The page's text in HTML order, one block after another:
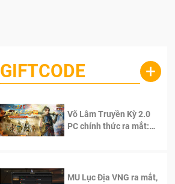
GIFTCODE +
Võ Lâm Truyền Kỳ 2.0
PC chính thức ra mắt:
MU Lục Địa VNG ra mắt,